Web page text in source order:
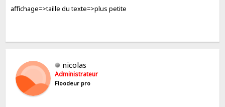
affichage=>taille du texte=>plus petite
nicolas
Administrateur
Floodeur pro